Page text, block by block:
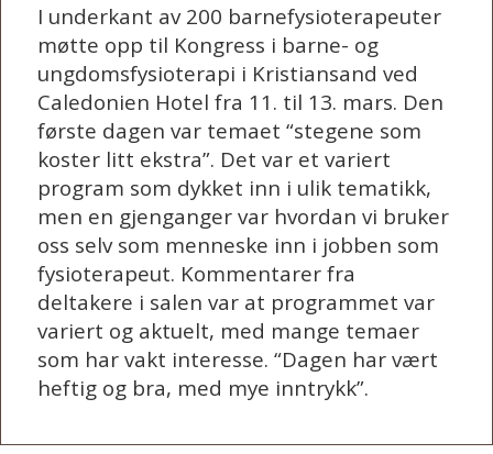
I underkant av 200 barnefysioterapeuter
møtte opp til Kongress i barne- og
ungdomsfysioterapi i Kristiansand ved
Caledonien Hotel fra 11. til 13. mars. Den
første dagen var temaet “stegene som
koster litt ekstra”. Det var et variert
program som dykket inn i ulik tematikk,
men en gjenganger var hvordan vi bruker
oss selv som menneske inn i jobben som
fysioterapeut. Kommentarer fra
deltakere i salen var at programmet var
variert og aktuelt, med mange temaer
som har vakt interesse. “Dagen har vært
heftig og bra, med mye inntrykk”.